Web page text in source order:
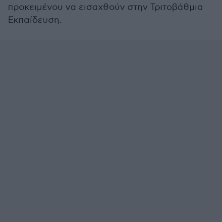
προκειμένου να εισαχθούν στην Τριτοβάθμια
Εκπαίδευση.